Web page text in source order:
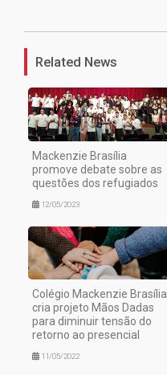
Related News
Mackenzie Brasília
promove debate sobre as
questões dos refugiados
12/05/2023
Colégio Mackenzie Brasília
cria projeto Mãos Dadas
para diminuir tensão do
retorno ao presencial
11/05/2022